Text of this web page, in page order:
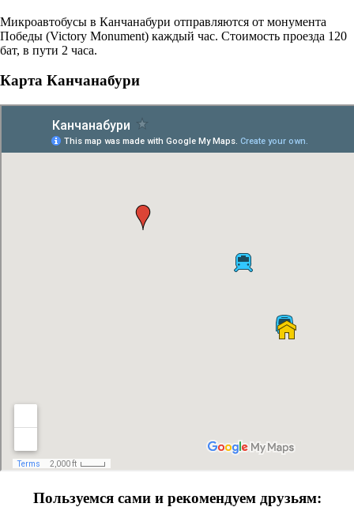
Микроавтобусы в Канчанабури отправляются от монумента
Победы (Victory Monument) каждый час. Стоимость проезда 120
бат, в пути 2 часа.
Карта Канчанабури
Пользуемся сами и рекомендуем друзьям: